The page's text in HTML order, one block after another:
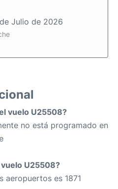
Julio de 2026
vuelo U25508?
no está programado en
U25508?
aeropuertos es 1871